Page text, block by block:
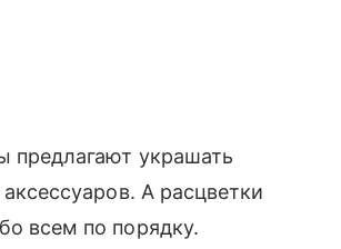
предлагают украшать
А расцветки
всем по порядку.